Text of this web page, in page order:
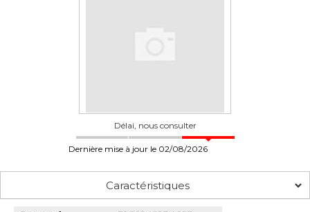
Délai, nous consulter
Dernière mise à jour le 02/08/2026
Caractéristiques